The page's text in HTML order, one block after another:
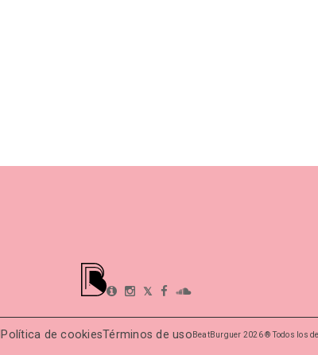
𝕏
Política de cookiesTérminos de uso BeatBurguer 2026 ® Todos los